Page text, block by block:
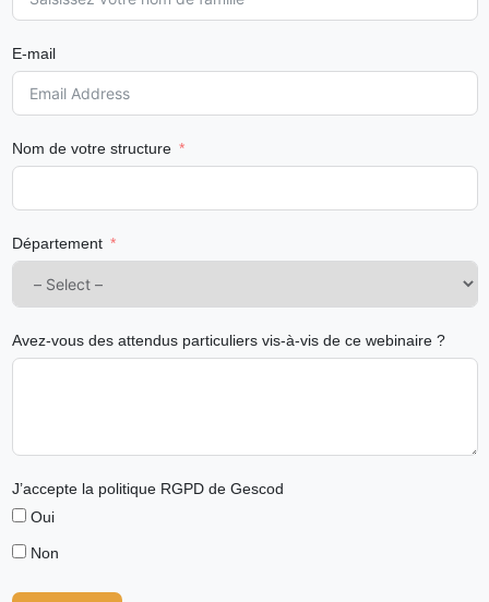
E-mail
Nom de votre structure
Département
Avez-vous des attendus particuliers vis-à-vis de ce webinaire ?
J’accepte la politique RGPD de Gescod
Oui
Non